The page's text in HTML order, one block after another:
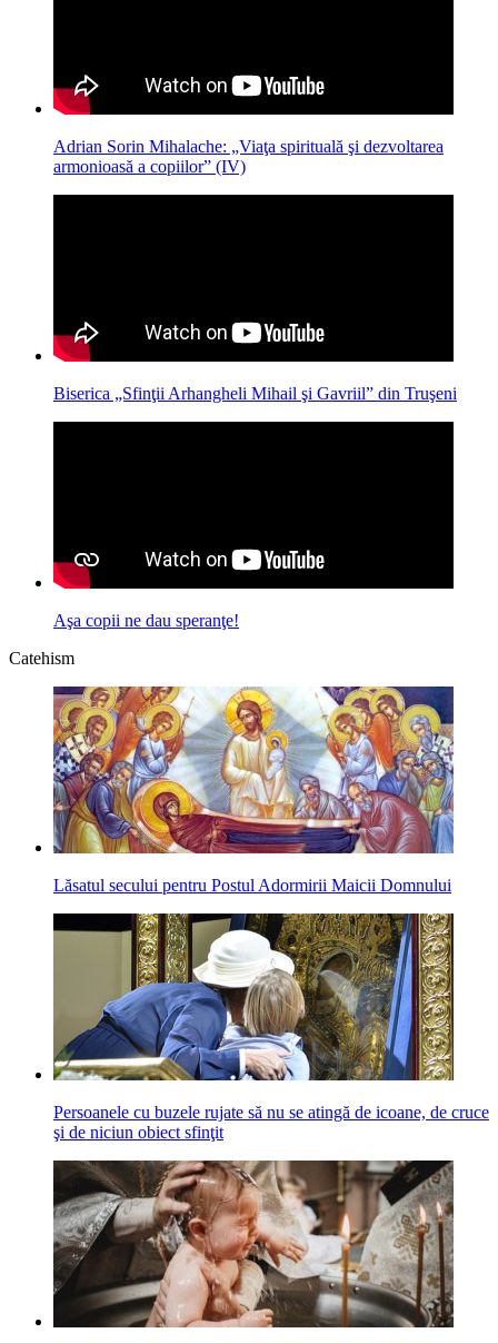
Adrian Sorin Mihalache: „Viaţa spirituală şi dezvoltarea
armonioasă a copiilor” (IV)
Biserica „Sfinţii Arhangheli Mihail şi Gavriil” din Truşeni
Aşa copii ne dau speranţe!
Catehism
Lăsatul secului pentru Postul Adormirii Maicii Domnului
Persoanele cu buzele rujate să nu se atingă de icoane, de cruce
şi de niciun obiect sfinţit